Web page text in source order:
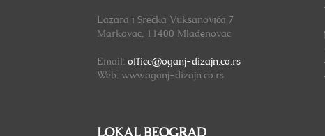
Lazara i Srećka Vuksanovića 7
Markovac, 11400 Mladenovac
Email: office@oganj-dizajn.co.rs
Web: www.oganj-dizajn.co.rs
LOKAL BEOGRAD